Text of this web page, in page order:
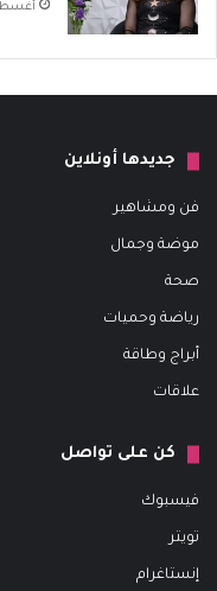
أغسطس
جديدها أونلاين
فن ومشاهير
موضة وجمال
صحة
رياضة وحميات
أبراج وطاقة
علاقات
كن على تواصل
فيسبوك
تويتر
إنستاغرام